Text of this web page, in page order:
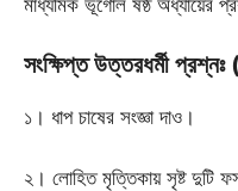
সংক্ষিপ্ত উত্তরধর্মী
১। ধাপ চাষের সংজ্ঞা দাও।
২। লোহিত মৃত্তিকায় সৃষ্ট দুটি